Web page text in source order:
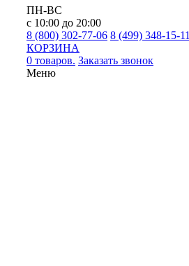
ПН-ВС
с 10:00 до 20:00
8 (800) 302-77-06 8 (499) 348-15-11
КОРЗИНА
0 товаров. Заказать звонок
Меню